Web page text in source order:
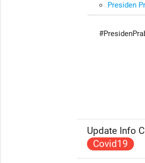
Presiden
Update Info
Covid19